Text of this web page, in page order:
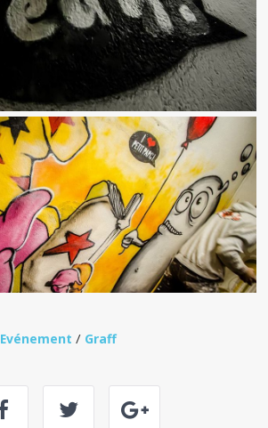
Evénement / Graff